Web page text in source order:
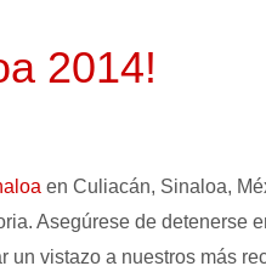
2014!
en Culiacán, Sinaloa,
Asegúrese de detenerse
un vistazo a nuestros más